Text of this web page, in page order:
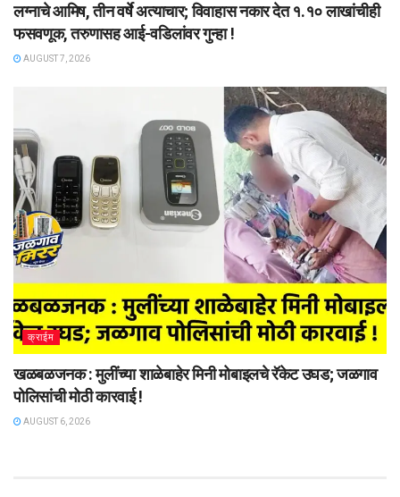
लग्नाचे आमिष, तीन वर्षे अत्याचार; विवाहास नकार देत १.१० लाखांचीही
फसवणूक, तरुणासह आई-वडिलांवर गुन्हा !
AUGUST 7, 2026
क्राईम
खळबळजनक : मुलींच्या शाळेबाहेर मिनी मोबाइलचे रॅकेट उघड; जळगाव
पोलिसांची मोठी कारवाई !
AUGUST 6, 2026